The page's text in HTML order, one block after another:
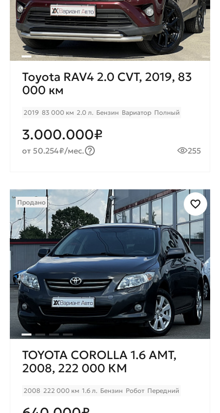
Toyota RAV4 2.0 CVT, 2019, 83
000 км
2019 83 000 км 2.0 л. Бензин Вариатор Полный
3.000.000₽
от 50.254₽/мес. 255
Продано
TOYOTA COROLLA 1.6 AMT,
2008, 222 000 КМ
2008 222 000 км 1.6 л. Бензин Робот Передний